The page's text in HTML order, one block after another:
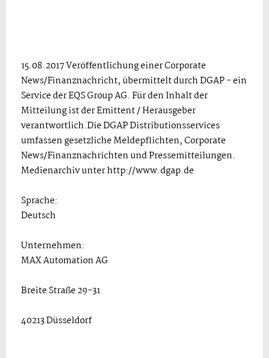
15.08.2017 Veröffentlichung einer Corporate
News/Finanznachricht, übermittelt durch DGAP - ein
Service der EQS Group AG. Für den Inhalt der
Mitteilung ist der Emittent / Herausgeber
verantwortlich.Die DGAP Distributionsservices
umfassen gesetzliche Meldepflichten, Corporate
News/Finanznachrichten und Pressemitteilungen.
Medienarchiv unter http://www.dgap.de
Sprache:
Deutsch
Unternehmen:
MAX Automation AG
Breite Straße 29-31
40213 Düsseldorf